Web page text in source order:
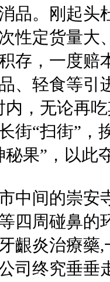
品。刚起头
性定货量大
存，一度赔
、轻食等引
内，无论再
街“扫街”，
果”，以此
中间的崇安
四周碰鼻的
齦炎治療藥
司终究垂垂